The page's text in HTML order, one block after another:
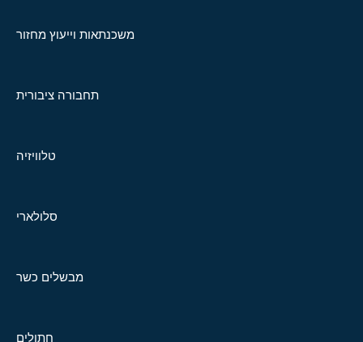
משכנתאות וייעוץ מחזור
תחבורה ציבורית
טלוויזיה
סלולארי
מבשלים כשר
חתולים